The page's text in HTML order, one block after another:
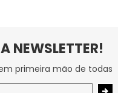
NEWSLETTER!
primeira mão de todas